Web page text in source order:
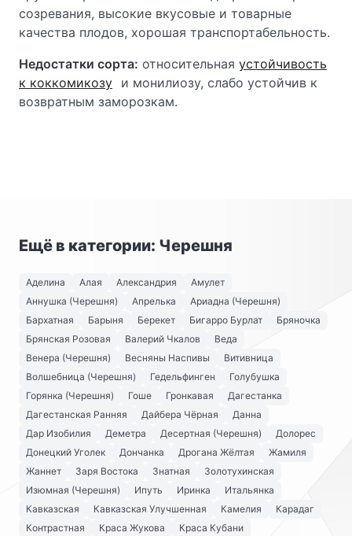
созревания, высокие вкусовые и товарные
качества плодов, хорошая транспортабельность.
Недостатки сорта: относительная устойчивость
к коккомикозу и монилиозу, слабо устойчив к
возвратным заморозкам.
Ещё в категории: Черешня
Аделина Алая Александрия
Амулет
Аннушка (Черешня)
Апрелька
Ариадна (Черешня)
Бархатная
Барыня Берекет Бигарро Бурлат
Бряночка
Брянская Розовая
Валерий Чкалов
Веда
Венера (Черешня)
Весняны Наспивы
Витивница
Волшебница (Черешня)
Гедельфинген
Голубушка
Горянка (Черешня)
Гоше Гронкавая
Дагестанка
Дагестанская Ранняя
Дайбера Чёрная
Данна
Дар Изобилия
Деметра Десертная (Черешня)
Долорес
Донецкий Уголек
Дончанка Дрогана Жёлтая
Жамиля
Жаннет
Заря Востока Знатная
Золотухинская
Изюмная (Черешня)
Ипуть Иринка
Итальянка
Кавказская
Кавказская Улучшенная Камелия
Карадаг
Контрастная
Краса Жукова
Краса Кубани